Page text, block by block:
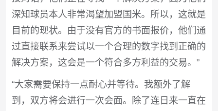
深知球员本人非常渴望加盟国米。所以，这就是
目前的现状。由于没有官方的书面报价，他们通
过直接联系来尝试以一个合理的数字找到正确的
解决方案，这会是一个符合多方利益的交易。”
“大家需要保持一点耐心并等待。我额外了解
到，双方将会进行一次会面。除了连日来一直在